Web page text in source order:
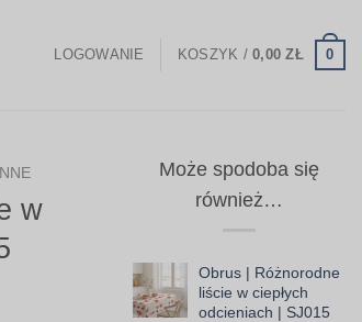
LOGOWANIE KOSZYK /0,00ZŁ 0
w
Może spodoba się
również…
Obrus | Różnorodne
liście w ciepłych
odcieniach | SJ015